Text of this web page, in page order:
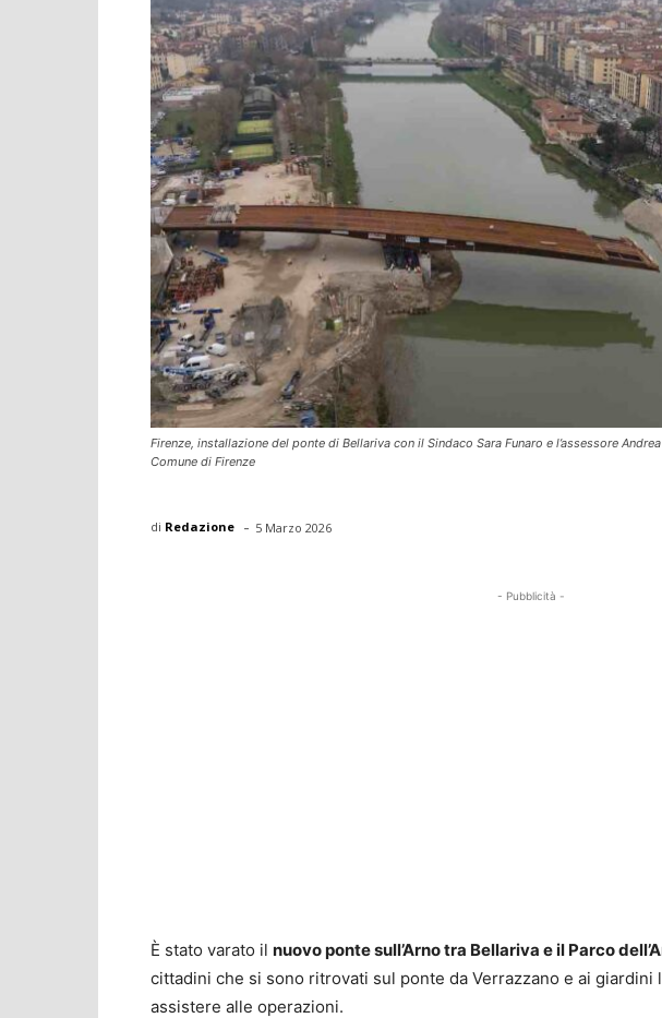
Firenze, installazione del ponte di Bellariva con il Sindaco Sara Funaro e l’assessore
Comune di Firenze
di Redazione - 5 Marzo 2026
- Pubblicità -
È stato varato il nuovo ponte sull’Arno tra Bellariva e il Parco
cittadini che si sono ritrovati sul ponte da Verrazzano e ai giardini
assistere alle operazioni.